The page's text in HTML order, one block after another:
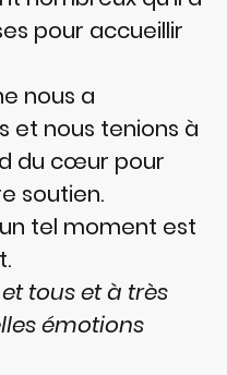
pour accueillir
nous a
et nous tenions à
du cœur pour
soutien.
tel moment est
tous et à très
émotions